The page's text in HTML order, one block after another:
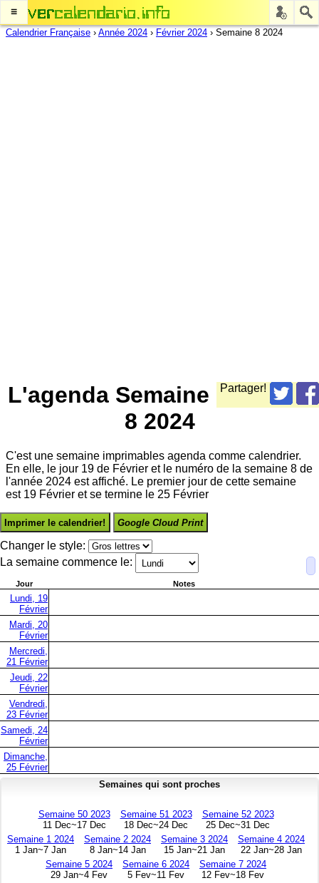
≡
Calendrier Française › Année 2024 › Février 2024 › Semaine 8 2024
Partager!
L'agenda Semaine
8 2024
C'est une semaine imprimables agenda comme calendrier.
En elle, le jour 19 de Février et le numéro de la semaine 8 de
l'année 2024 est affiché. Le premier jour de cette semaine
est 19 Février et se termine le 25 Février
Imprimer le calendrier! Google Cloud Print
Changer le style:
La semaine commence le:
Jour Notes
Lundi, 19
Février
Mardi, 20
Février
Mercredi,
21 Février
Jeudi, 22
Février
Vendredi,
23 Février
Samedi, 24
Février
Dimanche,
25 Février
Semaines qui sont proches
Semaine 50 2023
11 Dec~17 Dec
Semaine 51 2023
18 Dec~24 Dec
Semaine 52 2023
25 Dec~31 Dec
Semaine 1 2024
1 Jan~7 Jan
Semaine 2 2024
8 Jan~14 Jan
Semaine 3 2024
15 Jan~21 Jan
Semaine 4 2024
22 Jan~28 Jan
Semaine 5 2024
29 Jan~4 Fev
Semaine 6 2024
5 Fev~11 Fev
Semaine 7 2024
12 Fev~18 Fev